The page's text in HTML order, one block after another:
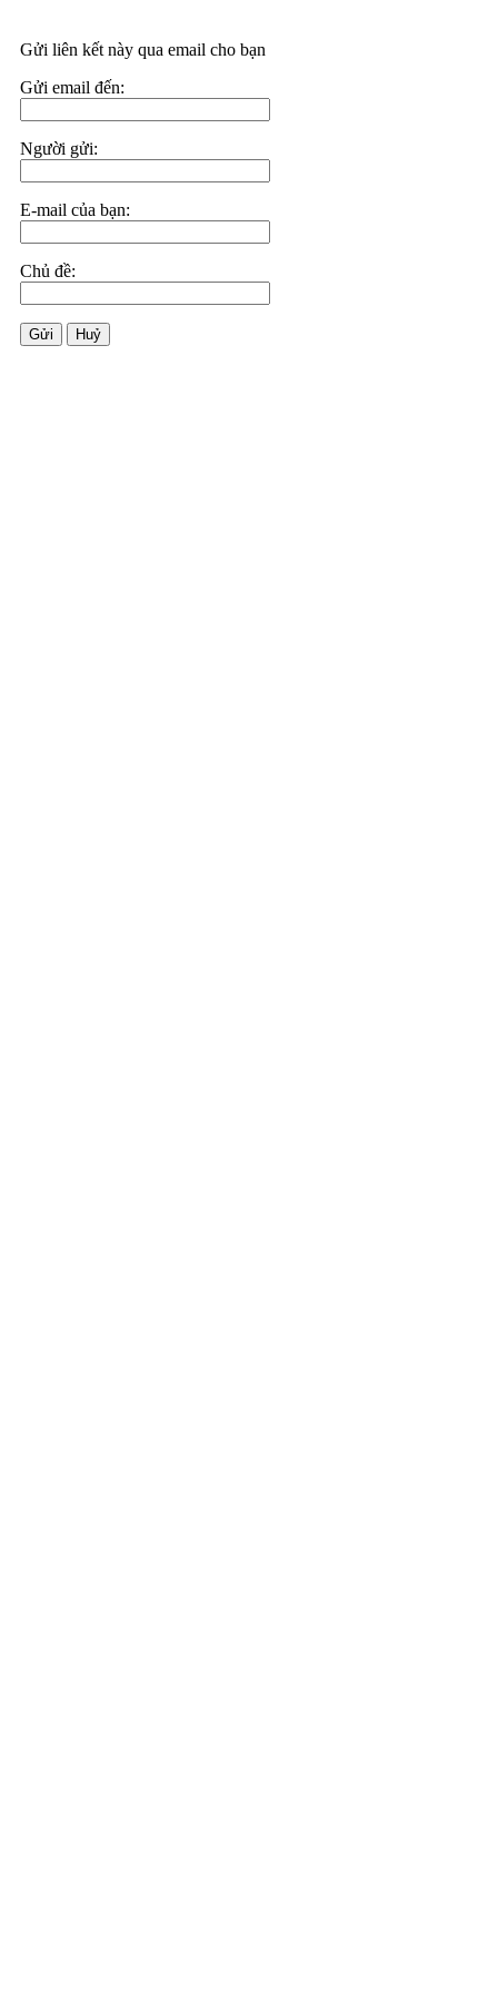
Gửi liên kết này qua email cho bạn
Gửi email đến:
Người gửi:
E-mail của bạn:
Chủ đề:
Gửi Huỷ